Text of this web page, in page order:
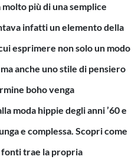
più di una semplice
infatti un elemento della
esprimere non solo un modo
anche uno stile di pensiero
boho venga
moda hippie degli anni ’60 e
e complessa. Scopri come
fonti trae la propria